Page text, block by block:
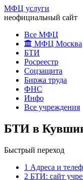
МФЦ услуги
неофициальный сайт
Все МФЦ
МФЦ Москва
БТИ
Росреестр
Соцзащита
Биржа труда
ФНС
Инфо
Все учреждения
БТИ в
Быстрый переход
1 Адреса и
2 БТИ: сайт